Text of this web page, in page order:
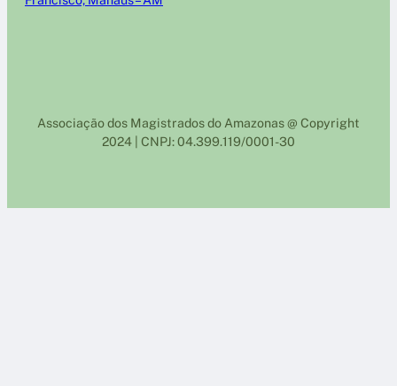
Associação dos Magistrados do Amazonas @ Copyright
2024 | CNPJ: 04.399.119/0001-30